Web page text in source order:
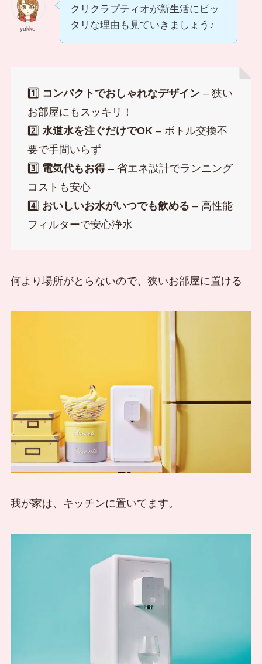
yukko
クリクラプティオが新生活にピッ
タリな理由も見ていきましょう♪
1️⃣ コンパクトでおしゃれなデザイン– 狭い
お部屋にもスッキリ！
2️⃣ 水道水を注ぐだけでOK – ボトル交換不
要で手間いらず
3️⃣ 電気代もお得– 省エネ設計でランニング
コストも安心
4️⃣ おいしいお水がいつでも飲める – 高性能
フィルターで安心浄水
何より場所がとらないので、狭いお部屋に置ける
我が家は、キッチンに置いてます。